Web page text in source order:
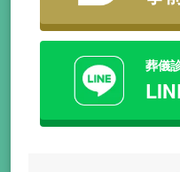
葬儀